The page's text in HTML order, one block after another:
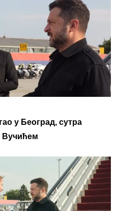
у Београд, сутра
Вучићем